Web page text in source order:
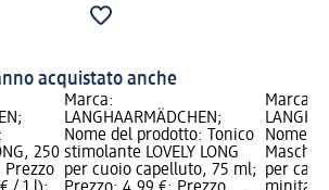
acquistato anche
250
Prezzo
Marca:
LANGHAARMÄDCHEN;
Nome del prodotto: Tonico
stimolante LOVELY LONG
per cuoio capelluto, 75 ml;
Marca:
Nome
per